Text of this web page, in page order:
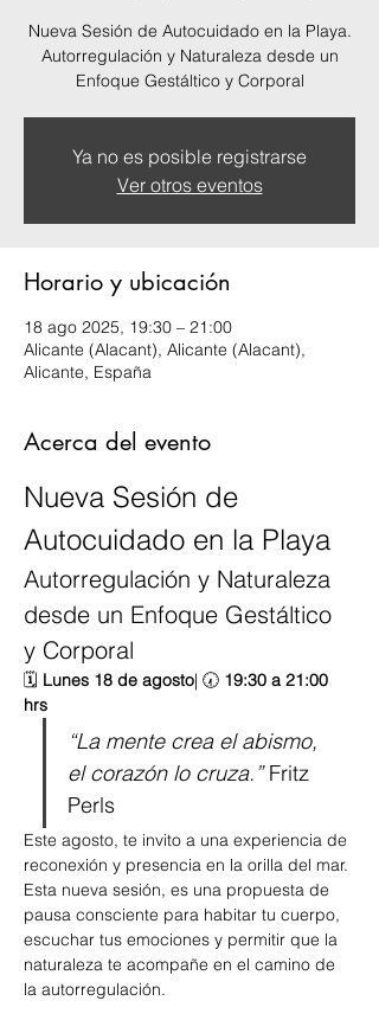
Nueva Sesión de Autocuidado en la Playa.
Autorregulación y Naturaleza desde un
Enfoque Gestáltico y Corporal
Ya no es posible registrarse
Ver otros eventos
Horario y ubicación
18 ago 2025, 19:30 – 21:00
Alicante (Alacant), Alicante (Alacant),
Alicante, España
Acerca del evento
Nueva Sesión de
Autocuidado en la Playa
Autorregulación y Naturaleza
desde un Enfoque Gestáltico
y Corporal
🗓️ Lunes 18 de agosto| 🕢 19:30 a 21:00
hrs
“La mente crea el abismo,
el corazón lo cruza.” Fritz
Perls
Este agosto, te invito a una experiencia de
reconexión y presencia en la orilla del mar.
Esta nueva sesión, es una propuesta de
pausa consciente para habitar tu cuerpo,
escuchar tus emociones y permitir que la
naturaleza te acompañe en el camino de
la autorregulación.